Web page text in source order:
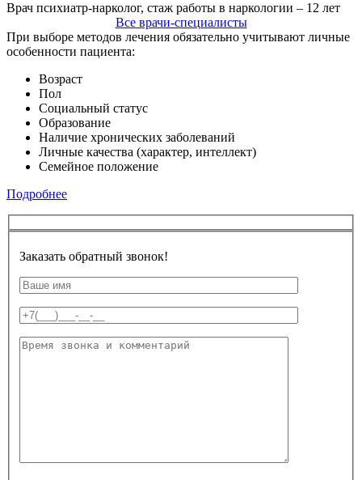
Врач психиатр-нарколог, стаж работы в наркологии – 12 лет
Все врачи-специалисты
При выборе методов лечения обязательно учитывают личные
особенности пациента:
Возраст
Пол
Социальный статус
Образование
Наличие хронических заболеваний
Личные качества (характер, интеллект)
Семейное положение
Подробнее
Заказать обратный звонок!